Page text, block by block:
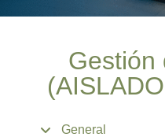
Gestión
General